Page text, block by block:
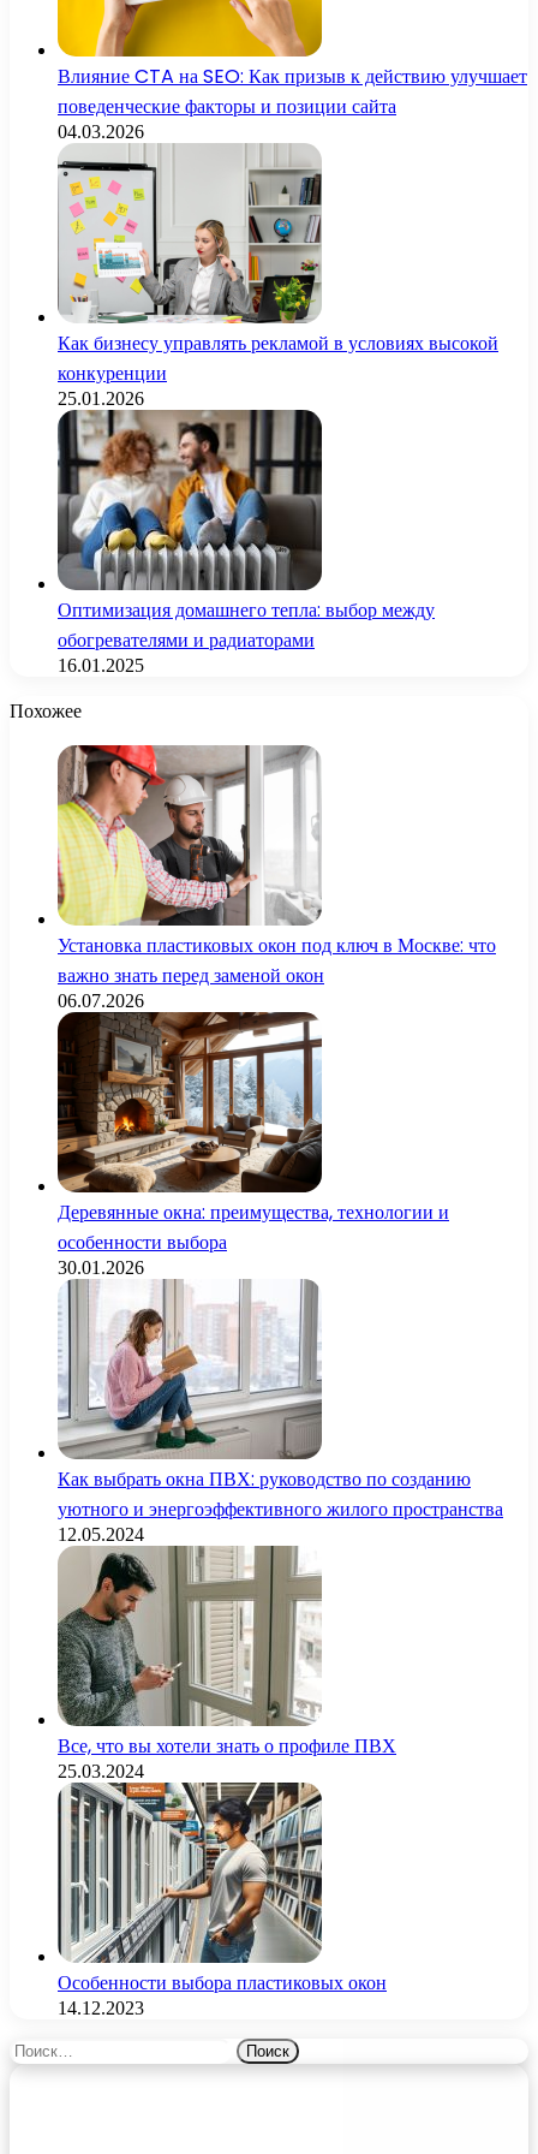
Влияние CTA на SEO: Как призыв к действию улучшает
поведенческие факторы и позиции сайта
04.03.2026
Как бизнесу управлять рекламой в условиях высокой
конкуренции
25.01.2026
Оптимизация домашнего тепла: выбор между
обогревателями и радиаторами
16.01.2025
Похожее
Установка пластиковых окон под ключ в Москве: что
важно знать перед заменой окон
06.07.2026
Деревянные окна: преимущества, технологии и
особенности выбора
30.01.2026
Как выбрать окна ПВХ: руководство по созданию
уютного и энергоэффективного жилого пространства
12.05.2024
Все, что вы хотели знать о профиле ПВХ
25.03.2024
Особенности выбора пластиковых окон
14.12.2023
Найти: